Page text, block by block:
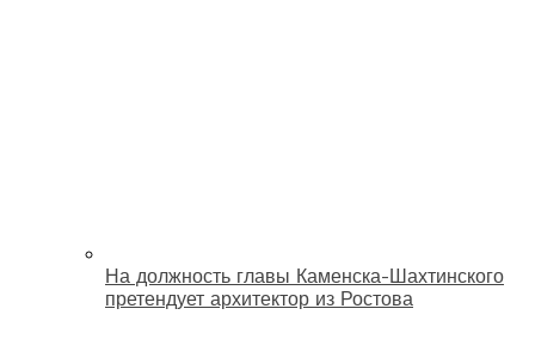
На должность главы Каменска-Шахтинского
претендует архитектор из Ростова